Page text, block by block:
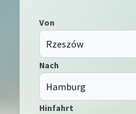
Von
Nach
Hinfahrt